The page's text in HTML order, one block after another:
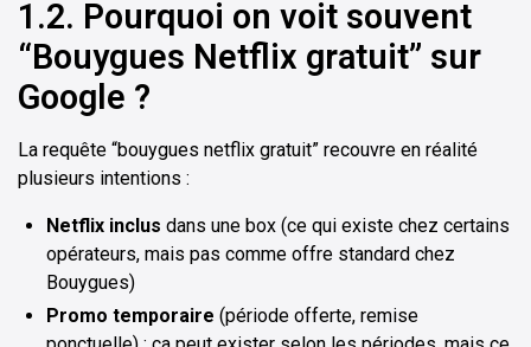
1.2. Pourquoi on voit souvent
“Bouygues Netflix gratuit” sur
Google ?
La requête “bouygues netflix gratuit” recouvre en réalité
plusieurs intentions :
Netflix inclus dans une box (ce qui existe chez certains
opérateurs, mais pas comme offre standard chez
Bouygues)
Promo temporaire (période offerte, remise